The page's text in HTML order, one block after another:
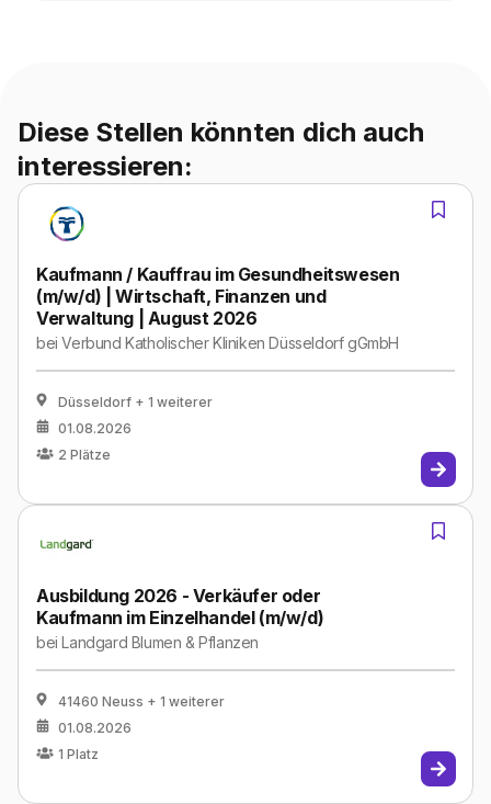
Diese Stellen könnten dich auch
interessieren:
Kaufmann / Kauffrau im Gesundheitswesen
(m/w/d) | Wirtschaft, Finanzen und
Verwaltung | August 2026
beiVerbund Katholischer Kliniken Düsseldorf gGmbH
Düsseldorf + 1 weiterer
01.08.2026
2 Plätze
Ausbildung 2026 - Verkäufer oder
Kaufmann im Einzelhandel (m/w/d)
beiLandgard Blumen & Pflanzen
41460 Neuss + 1 weiterer
01.08.2026
1 Platz